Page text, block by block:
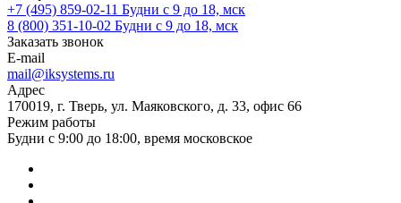
+7 (495) 859-02-11 Будни с 9 до 18, мск
8 (800) 351-10-02 Будни с 9 до 18, мск
Заказать звонок
E-mail
mail@iksystems.ru
Адрес
170019, г. Тверь, ул. Маяковского, д. 33, офис 66
Режим работы
Будни с 9:00 до 18:00, время московское